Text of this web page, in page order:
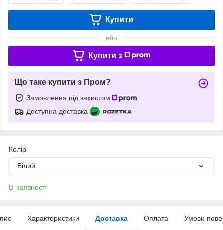
Купити
або
Купити з
Що таке купити з Пром?
Замовлення під захистом
Доступна доставка
Колір
Білий
В наявності
Характеристики Доставка Оплата Умови